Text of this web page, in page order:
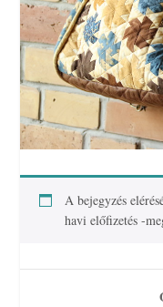
A bejegyzés
havi előfizetés -